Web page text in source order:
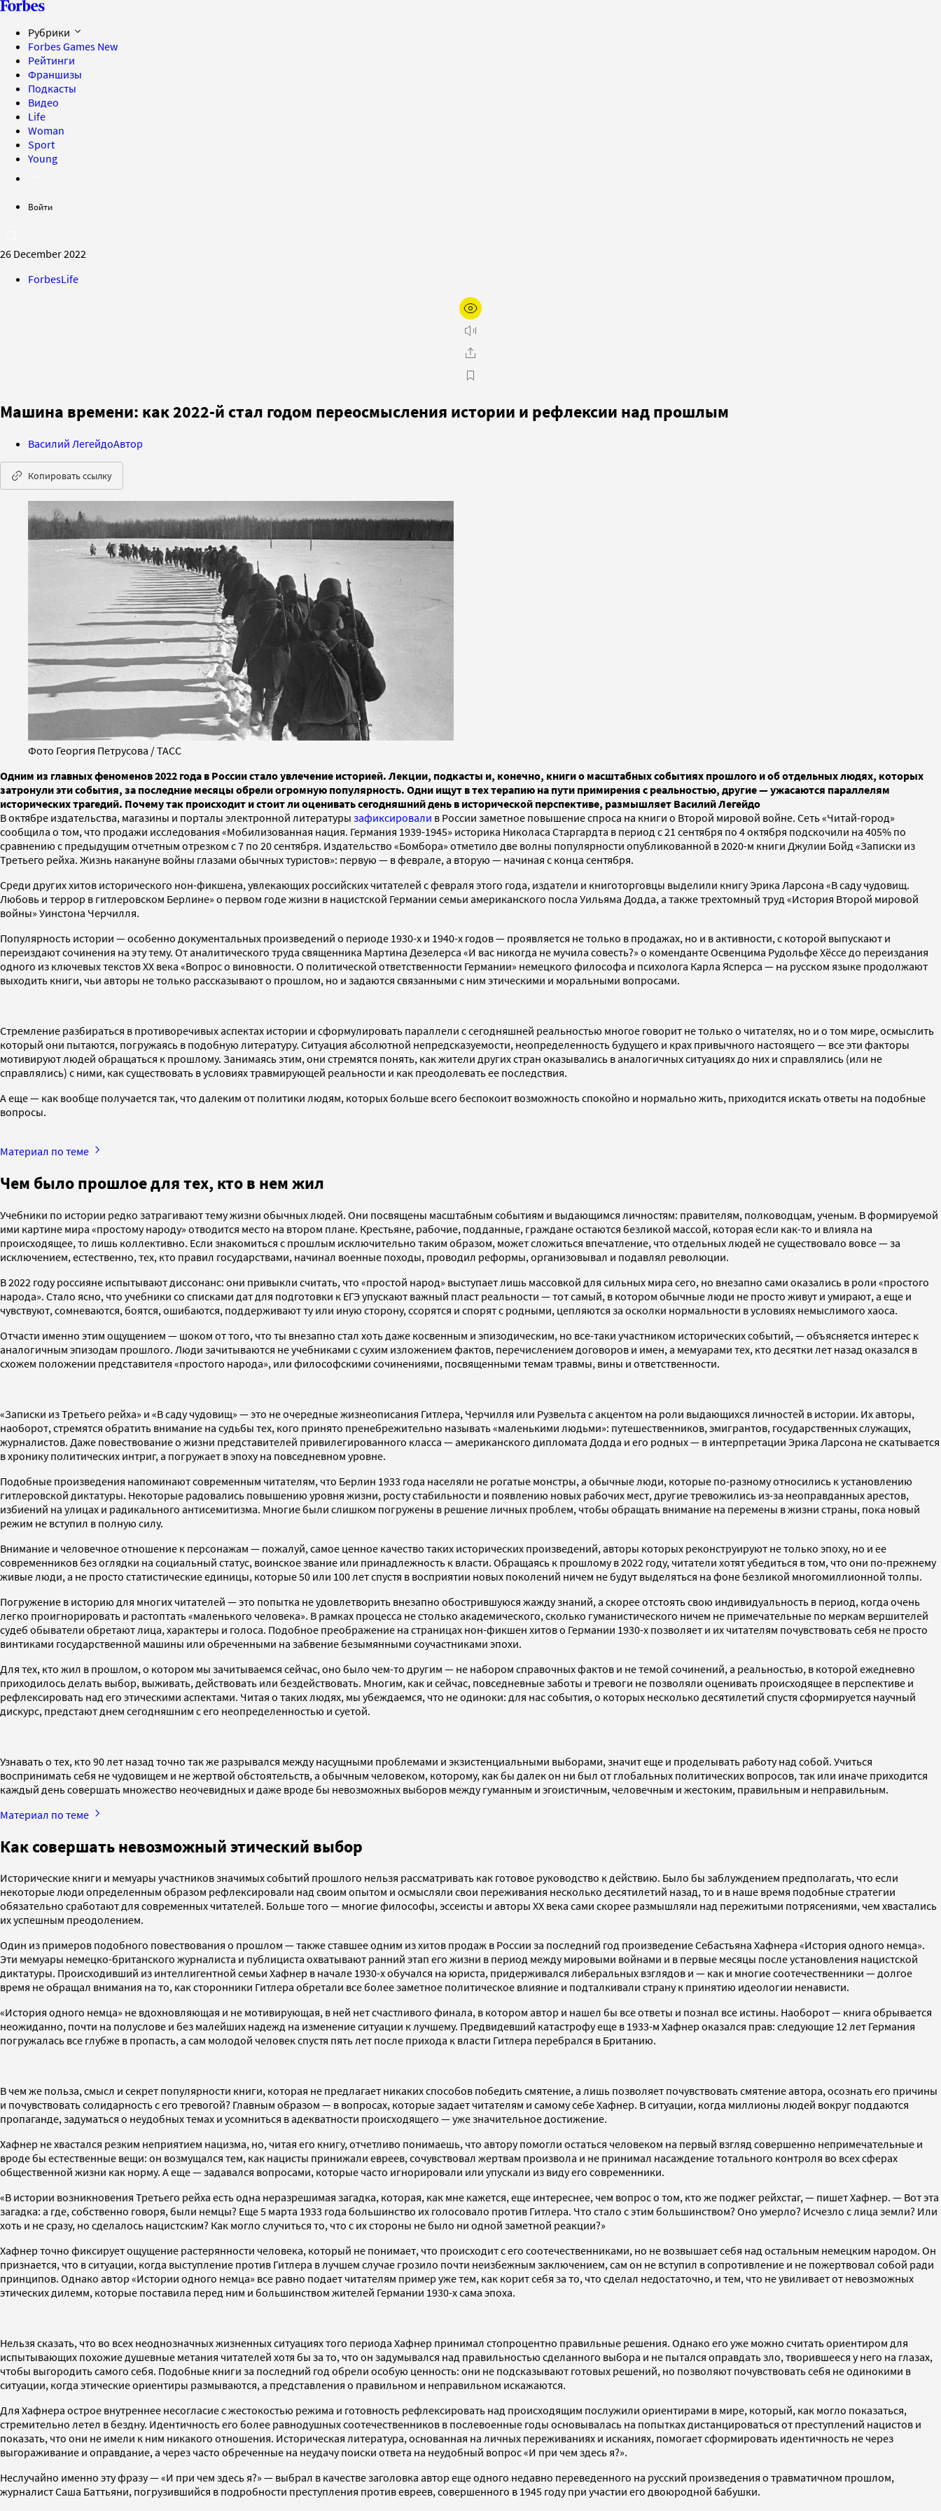
Рубрики
Forbes Games New
Рейтинги
Франшизы
Подкасты
Видео
Life
Woman
Sport
Young
Войти
26 December 2022
ForbesLife
Машина времени: как 2022-й стал годом переосмысления истории и рефлексии над прошлым
Василий ЛегейдоАвтор
Копировать ссылку
Фото Георгия Петрусова / ТАСС
Одним из главных феноменов 2022 года в России стало увлечение историей. Лекции, подкасты и, конечно, книги о масштабных событиях прошлого и об отдельных людях, которых
затронули эти события, за последние месяцы обрели огромную популярность. Одни ищут в тех терапию на пути примирения с реальностью, другие — ужасаются параллелям
исторических трагедий. Почему так происходит и стоит ли оценивать сегодняшний день в исторической перспективе, размышляет Василий Легейдо
В октябре издательства, магазины и порталы электронной литературы зафиксировали в России заметное повышение спроса на книги о Второй мировой войне. Сеть «Читай-город»
сообщила о том, что продажи исследования «Мобилизованная нация. Германия 1939-1945» историка Николаса Старгардта в период с 21 сентября по 4 октября подскочили на 405% по
сравнению с предыдущим отчетным отрезком с 7 по 20 сентября. Издательство «Бомбора» отметило две волны популярности опубликованной в 2020-м книги Джулии Бойд «Записки из
Третьего рейха. Жизнь накануне войны глазами обычных туристов»: первую — в феврале, а вторую — начиная с конца сентября.
Среди других хитов исторического нон-фикшена, увлекающих российских читателей с февраля этого года, издатели и книготорговцы выделили книгу Эрика Ларсона «В саду чудовищ.
Любовь и террор в гитлеровском Берлине» о первом годе жизни в нацистской Германии семьи американского посла Уильяма Додда, а также трехтомный труд «История Второй мировой
войны» Уинстона Черчилля.
Популярность истории — особенно документальных произведений о периоде 1930-х и 1940-х годов — проявляется не только в продажах, но и в активности, с которой выпускают и
переиздают сочинения на эту тему. От аналитического труда священника Мартина Дезелерса «И вас никогда не мучила совесть?» о коменданте Освенцима Рудольфе Хёссе до переиздания
одного из ключевых текстов XX века «Вопрос о виновности. О политической ответственности Германии» немецкого философа и психолога Карла Ясперса — на русском языке продолжают
выходить книги, чьи авторы не только рассказывают о прошлом, но и задаются связанными с ним этическими и моральными вопросами.
Стремление разбираться в противоречивых аспектах истории и сформулировать параллели с сегодняшней реальностью многое говорит не только о читателях, но и о том мире, осмыслить
который они пытаются, погружаясь в подобную литературу. Ситуация абсолютной непредсказуемости, неопределенность будущего и крах привычного настоящего — все эти факторы
мотивируют людей обращаться к прошлому. Занимаясь этим, они стремятся понять, как жители других стран оказывались в аналогичных ситуациях до них и справлялись (или не
справлялись) с ними, как существовать в условиях травмирующей реальности и как преодолевать ее последствия.
А еще — как вообще получается так, что далеким от политики людям, которых больше всего беспокоит возможность спокойно и нормально жить, приходится искать ответы на подобные
вопросы.
Материал по теме
Чем было прошлое для тех, кто в нем жил
Учебники по истории редко затрагивают тему жизни обычных людей. Они посвящены масштабным событиям и выдающимся личностям: правителям, полководцам, ученым. В формируемой
ими картине мира «простому народу» отводится место на втором плане. Крестьяне, рабочие, подданные, граждане остаются безликой массой, которая если как-то и влияла на
происходящее, то лишь коллективно. Если знакомиться с прошлым исключительно таким образом, может сложиться впечатление, что отдельных людей не существовало вовсе — за
исключением, естественно, тех, кто правил государствами, начинал военные походы, проводил реформы, организовывал и подавлял революции.
В 2022 году россияне испытывают диссонанс: они привыкли считать, что «простой народ» выступает лишь массовкой для сильных мира сего, но внезапно сами оказались в роли «простого
народа». Стало ясно, что учебники со списками дат для подготовки к ЕГЭ упускают важный пласт реальности — тот самый, в котором обычные люди не просто живут и умирают, а еще и
чувствуют, сомневаются, боятся, ошибаются, поддерживают ту или иную сторону, ссорятся и спорят с родными, цепляются за осколки нормальности в условиях немыслимого хаоса.
Отчасти именно этим ощущением — шоком от того, что ты внезапно стал хоть даже косвенным и эпизодическим, но все-таки участником исторических событий, — объясняется интерес к
аналогичным эпизодам прошлого. Люди зачитываются не учебниками с сухим изложением фактов, перечислением договоров и имен, а мемуарами тех, кто десятки лет назад оказался в
схожем положении представителя «простого народа», или философскими сочинениями, посвященными темам травмы, вины и ответственности.
«Записки из Третьего рейха» и «В саду чудовищ» — это не очередные жизнеописания Гитлера, Черчилля или Рузвельта с акцентом на роли выдающихся личностей в истории. Их авторы,
наоборот, стремятся обратить внимание на судьбы тех, кого принято пренебрежительно называть «маленькими людьми»: путешественников, эмигрантов, государственных служащих,
журналистов. Даже повествование о жизни представителей привилегированного класса — американского дипломата Додда и его родных — в интерпретации Эрика Ларсона не скатывается
в хронику политических интриг, а погружает в эпоху на повседневном уровне.
Подобные произведения напоминают современным читателям, что Берлин 1933 года населяли не рогатые монстры, а обычные люди, которые по-разному относились к установлению
гитлеровской диктатуры. Некоторые радовались повышению уровня жизни, росту стабильности и появлению новых рабочих мест, другие тревожились из-за неоправданных арестов,
избиений на улицах и радикального антисемитизма. Многие были слишком погружены в решение личных проблем, чтобы обращать внимание на перемены в жизни страны, пока новый
режим не вступил в полную силу.
Внимание и человечное отношение к персонажам — пожалуй, самое ценное качество таких исторических произведений, авторы которых реконструируют не только эпоху, но и ее
современников без оглядки на социальный статус, воинское звание или принадлежность к власти. Обращаясь к прошлому в 2022 году, читатели хотят убедиться в том, что они по-прежнему
живые люди, а не просто статистические единицы, которые 50 или 100 лет спустя в восприятии новых поколений ничем не будут выделяться на фоне безликой многомиллионной толпы.
Погружение в историю для многих читателей — это попытка не удовлетворить внезапно обострившуюся жажду знаний, а скорее отстоять свою индивидуальность в период, когда очень
легко проигнорировать и растоптать «маленького человека». В рамках процесса не столько академического, сколько гуманистического ничем не примечательные по меркам вершителей
судеб обыватели обретают лица, характеры и голоса. Подобное преображение на страницах нон-фикшен хитов о Германии 1930-х позволяет и их читателям почувствовать себя не просто
винтиками государственной машины или обреченными на забвение безымянными соучастниками эпохи.
Для тех, кто жил в прошлом, о котором мы зачитываемся сейчас, оно было чем-то другим — не набором справочных фактов и не темой сочинений, а реальностью, в которой ежедневно
приходилось делать выбор, выживать, действовать или бездействовать. Многим, как и сейчас, повседневные заботы и тревоги не позволяли оценивать происходящее в перспективе и
рефлексировать над его этическими аспектами. Читая о таких людях, мы убеждаемся, что не одиноки: для нас события, о которых несколько десятилетий спустя сформируется научный
дискурс, предстают днем сегодняшним с его неопределенностью и суетой.
Узнавать о тех, кто 90 лет назад точно так же разрывался между насущными проблемами и экзистенциальными выборами, значит еще и проделывать работу над собой. Учиться
воспринимать себя не чудовищем и не жертвой обстоятельств, а обычным человеком, которому, как бы далек он ни был от глобальных политических вопросов, так или иначе приходится
каждый день совершать множество неочевидных и даже вроде бы невозможных выборов между гуманным и эгоистичным, человечным и жестоким, правильным и неправильным.
Материал по теме
Как совершать невозможный этический выбор
Исторические книги и мемуары участников значимых событий прошлого нельзя рассматривать как готовое руководство к действию. Было бы заблуждением предполагать, что если
некоторые люди определенным образом рефлексировали над своим опытом и осмысляли свои переживания несколько десятилетий назад, то и в наше время подобные стратегии
обязательно сработают для современных читателей. Больше того — многие философы, эссеисты и авторы XX века сами скорее размышляли над пережитыми потрясениями, чем хвастались
их успешным преодолением.
Один из примеров подобного повествования о прошлом — также ставшее одним из хитов продаж в России за последний год произведение Себастьяна Хафнера «История одного немца».
Эти мемуары немецко-британского журналиста и публициста охватывают ранний этап его жизни в период между мировыми войнами и в первые месяцы после установления нацистской
диктатуры. Происходивший из интеллигентной семьи Хафнер в начале 1930-х обучался на юриста, придерживался либеральных взглядов и — как и многие соотечественники — долгое
время не обращал внимания на то, как сторонники Гитлера обретали все более заметное политическое влияние и подталкивали страну к принятию идеологии ненависти.
«История одного немца» не вдохновляющая и не мотивирующая, в ней нет счастливого финала, в котором автор и нашел бы все ответы и познал все истины. Наоборот — книга обрывается
неожиданно, почти на полуслове и без малейших надежд на изменение ситуации к лучшему. Предвидевший катастрофу еще в 1933-м Хафнер оказался прав: следующие 12 лет Германия
погружалась все глубже в пропасть, а сам молодой человек спустя пять лет после прихода к власти Гитлера перебрался в Британию.
В чем же польза, смысл и секрет популярности книги, которая не предлагает никаких способов победить смятение, а лишь позволяет почувствовать смятение автора, осознать его причины
и почувствовать солидарность с его тревогой? Главным образом — в вопросах, которые задает читателям и самому себе Хафнер. В ситуации, когда миллионы людей вокруг поддаются
пропаганде, задуматься о неудобных темах и усомниться в адекватности происходящего — уже значительное достижение.
Хафнер не хвастался резким неприятием нацизма, но, читая его книгу, отчетливо понимаешь, что автору помогли остаться человеком на первый взгляд совершенно непримечательные и
вроде бы естественные вещи: он возмущался тем, как нацисты принижали евреев, сочувствовал жертвам произвола и не принимал насаждение тотального контроля во всех сферах
общественной жизни как норму. А еще — задавался вопросами, которые часто игнорировали или упускали из виду его современники.
«В истории возникновения Третьего рейха есть одна неразрешимая загадка, которая, как мне кажется, еще интереснее, чем вопрос о том, кто же поджег рейхстаг, — пишет Хафнер. — Вот эта
загадка: а где, собственно говоря, были немцы? Еще 5 марта 1933 года большинство их голосовало против Гитлера. Что стало с этим большинством? Оно умерло? Исчезло с лица земли? Или
хоть и не сразу, но сделалось нацистским? Как могло случиться то, что с их стороны не было ни одной заметной реакции?»
Хафнер точно фиксирует ощущение растерянности человека, который не понимает, что происходит с его соотечественниками, но не возвышает себя над остальным немецким народом. Он
признается, что в ситуации, когда выступление против Гитлера в лучшем случае грозило почти неизбежным заключением, сам он не вступил в сопротивление и не пожертвовал собой ради
принципов. Однако автор «Истории одного немца» все равно подает читателям пример уже тем, как корит себя за то, что сделал недостаточно, и тем, что не увиливает от невозможных
этических дилемм, которые поставила перед ним и большинством жителей Германии 1930-х сама эпоха.
Нельзя сказать, что во всех неоднозначных жизненных ситуациях того периода Хафнер принимал стопроцентно правильные решения. Однако его уже можно считать ориентиром для
испытывающих похожие душевные метания читателей хотя бы за то, что он задумывался над правильностью сделанного выбора и не пытался оправдать зло, творившееся у него на глазах,
чтобы выгородить самого себя. Подобные книги за последний год обрели особую ценность: они не подсказывают готовых решений, но позволяют почувствовать себя не одинокими в
ситуации, когда этические ориентиры размываются, а представления о правильном и неправильном искажаются.
Для Хафнера острое внутреннее несогласие с жестокостью режима и готовность рефлексировать над происходящим послужили ориентирами в мире, который, как могло показаться,
стремительно летел в бездну. Идентичность его более равнодушных соотечественников в послевоенные годы основывалась на попытках дистанцироваться от преступлений нацистов и
показать, что они не имели к ним никакого отношения. Историческая литература, основанная на личных переживаниях и исканиях, помогает сформировать идентичность не через
выгораживание и оправдание, а через часто обреченные на неудачу поиски ответа на неудобный вопрос «И при чем здесь я?».
Неслучайно именно эту фразу — «И при чем здесь я?» — выбрал в качестве заголовка автор еще одного недавно переведенного на русский произведения о травматичном прошлом,
журналист Саша Баттьяни, погрузившийся в подробности преступления против евреев, совершенного в 1945 году при участии его двоюродной бабушки.